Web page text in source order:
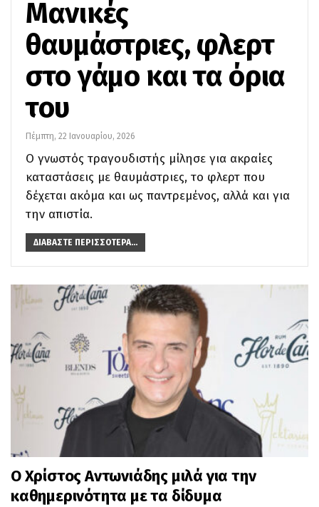
Μανικές
θαυμάστριες, φλερτ
στο γάμο και τα όρια
του
Πέμπτη, 22 Ιανουαρίου, 2026
Ο γνωστός τραγουδιστής μίλησε για ακραίες
καταστάσεις με θαυμάστριες, το φλερτ που
δέχεται ακόμα και ως παντρεμένος, αλλά και για
την απιστία.
ΔΙΑΒΆΣΤΕ ΠΕΡΙΣΣΌΤΕΡΑ...
Ο Χρίστος Αντωνιάδης μιλά για την
καθημερινότητα με τα δίδυμα